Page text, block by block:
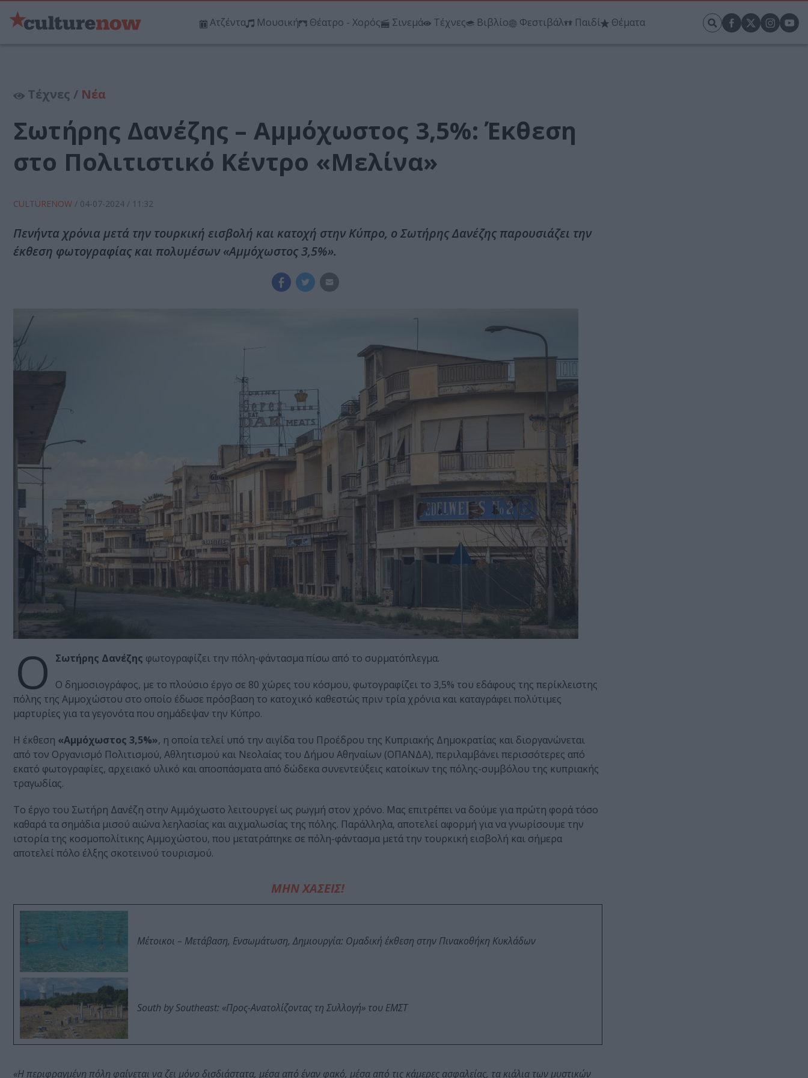
Ατζέντα Μουσική Θέατρο - Χορός Σινεμά Τέχνες Βιβλίο Φεστιβάλ Παιδί Θέματα
Τέχνες / Νέα
Σωτήρης Δανέζης – Αμμόχωστος 3,5%: Έκθεση
στο Πολιτιστικό Κέντρο «Μελίνα»
CULTURENOW / 04-07-2024 / 11:32
Πενήντα χρόνια μετά την τουρκική εισβολή και κατοχή στην Κύπρο, ο Σωτήρης Δανέζης παρουσιάζει την
έκθεση φωτογραφίας και πολυμέσων «Αμμόχωστος 3,5%».
Ο Σωτήρης Δανέζης φωτογραφίζει την πόλη-φάντασμα πίσω από το συρματόπλεγμα.
Ο δημοσιογράφος, με το πλούσιο έργο σε 80 χώρες του κόσμου, φωτογραφίζει το 3,5% του εδάφους της περίκλειστης
πόλης της Αμμοχώστου στο οποίο έδωσε πρόσβαση το κατοχικό καθεστώς πριν τρία χρόνια και καταγράφει πολύτιμες
μαρτυρίες για τα γεγονότα που σημάδεψαν την Κύπρο.
Η έκθεση «Αμμόχωστος 3,5%», η οποία τελεί υπό την αιγίδα του Προέδρου της Κυπριακής Δημοκρατίας και διοργανώνεται
από τον Οργανισμό Πολιτισμού, Αθλητισμού και Νεολαίας του Δήμου Αθηναίων (ΟΠΑΝΔΑ), περιλαμβάνει περισσότερες από
εκατό φωτογραφίες, αρχειακό υλικό και αποσπάσματα από δώδεκα συνεντεύξεις κατοίκων της πόλης-συμβόλου της κυπριακής
τραγωδίας.
Το έργο του Σωτήρη Δανέζη στην Αμμόχωστο λειτουργεί ως ρωγμή στον χρόνο. Μας επιτρέπει να δούμε για πρώτη φορά τόσο
καθαρά τα σημάδια μισού αιώνα λεηλασίας και αιχμαλωσίας της πόλης. Παράλληλα, αποτελεί αφορμή για να γνωρίσουμε την
ιστορία της κοσμοπολίτικης Αμμοχώστου, που μετατράπηκε σε πόλη-φάντασμα μετά την τουρκική εισβολή και σήμερα
αποτελεί πόλο έλξης σκοτεινού τουρισμού.
ΜΗΝ ΧΑΣΕΙΣ!
Μέτοικοι – Μετάβαση, Ενσωμάτωση, Δημιουργία: Ομαδική έκθεση στην Πινακοθήκη Κυκλάδων
South by Southeast: «Προς-Ανατολίζοντας τη Συλλογή» του ΕΜΣΤ
«Η περιφραγμένη πόλη φαίνεται να ζει μόνο δισδιάστατα, μέσα από έναν φακό, μέσα από τις κάμερες ασφαλείας, τα κιάλια των μυστικών